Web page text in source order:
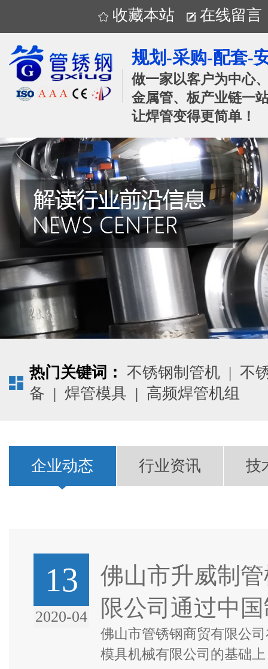
收藏本站 在线留言
规划-采购-配套-
做一家以客户为中心
金属管、板产业链一
让焊管变得更简单！
热门关键词： 不锈钢制管机 | 不
备 | 焊管模具 | 高频焊管机组
企业动态 行业资讯 技
13
2020-04
佛山市升威制
限公司通过中
佛山市管锈钢商贸有限公
模具机械有限公司的基础